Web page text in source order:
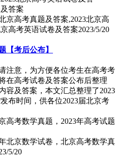
京高考真题及答案,2023北京高
高考英语试卷及答案2023/5/20
【考后公布】
注意，为方便各位考生在高考考
在高考试卷及答案公布后整理
容及答案，本文汇总整理了2023
布时间，供各位2023届北京考
北京数学试卷，北京高考数学真
5/20